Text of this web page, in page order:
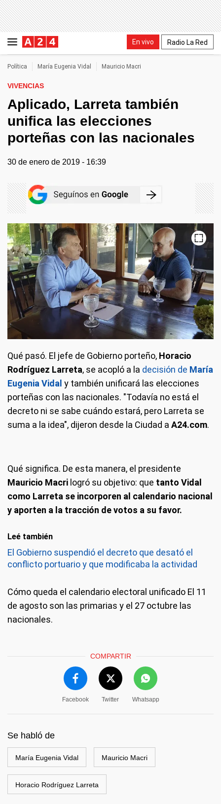
En vivo Radio La Red
Política María Eugenia Vidal Mauricio Macri
VIVENCIAS
Aplicado, Larreta también
unifica las elecciones
porteñas con las nacionales
30 de enero de 2019 - 16:39
Qué pasó. El jefe de Gobierno porteño, Horacio
Rodríguez Larreta, se acopló a la decisión de María
Eugenia Vidal y también unificará las elecciones
porteñas con las nacionales. "Todavía no está el
decreto ni se sabe cuándo estará, pero Larreta se
suma a la idea", dijeron desde la Ciudad a A24.com.
Qué significa. De esta manera, el presidente
Mauricio Macri logró su objetivo: que tanto Vidal
como Larreta se incorporen al calendario nacional
y aporten a la tracción de votos a su favor.
Leé también
El Gobierno suspendió el decreto que desató el
conflicto portuario y que modificaba la actividad
Cómo queda el calendario electoral unificado El 11
de agosto son las primarias y el 27 octubre las
nacionales.
COMPARTIR
Facebook Twitter Whatsapp
Se habló de
María Eugenia Vidal Mauricio Macri
Horacio Rodríguez Larreta